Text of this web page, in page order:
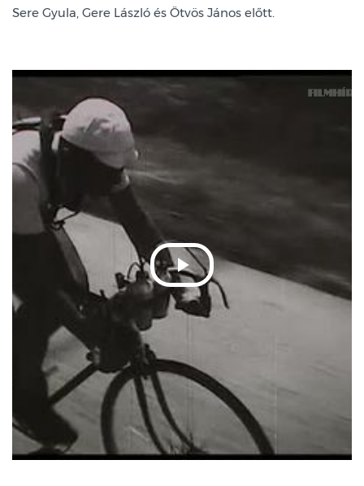
Sere Gyula, Gere László és Ötvös János előtt.